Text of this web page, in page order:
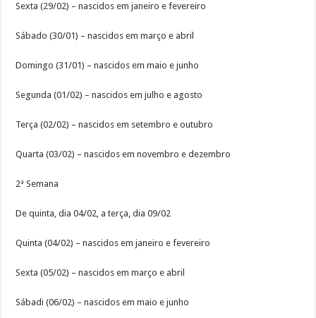
Sexta (29/02) – nascidos em janeiro e fevereiro
Sábado (30/01) – nascidos em março e abril
Domingo (31/01) – nascidos em maio e junho
Segunda (01/02) – nascidos em julho e agosto
Terça (02/02) – nascidos em setembro e outubro
Quarta (03/02) – nascidos em novembro e dezembro
2ª Semana
De quinta, dia 04/02, a terça, dia 09/02
Quinta (04/02) – nascidos em janeiro e fevereiro
Sexta (05/02) – nascidos em março e abril
Sábadi (06/02) – nascidos em maio e junho